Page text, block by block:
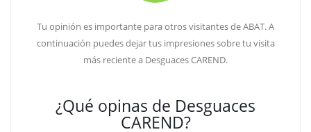
Tu opinión es importante para otros visitantes de ABAT. A
continuación puedes dejar tus impresiones sobre tu visita
más reciente a Desguaces CAREND.
¿Qué opinas de Desguaces
CAREND?